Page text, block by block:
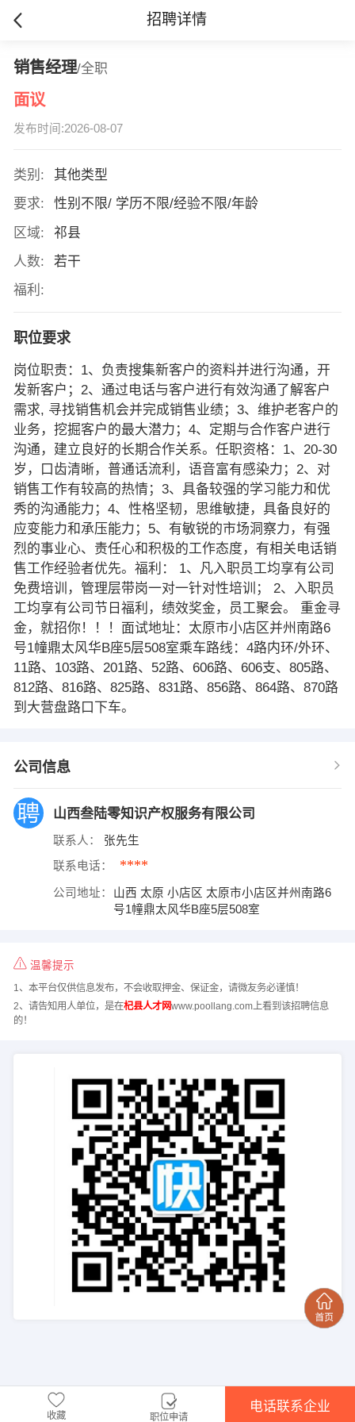
招聘详情
销售经理/全职
面议
发布时间:2026-08-07
类别:
其他类型
要求:
性别不限/ 学历不限/经验不限/年龄
区域:
祁县
人数:
若干
福利:
职位要求
岗位职责：1、负责搜集新客户的资料并进行沟通，开
发新客户；2、通过电话与客户进行有效沟通了解客户
需求, 寻找销售机会并完成销售业绩；3、维护老客户的
业务，挖掘客户的最大潜力；4、定期与合作客户进行
沟通，建立良好的长期合作关系。任职资格：1、20-30
岁，口齿清晰，普通话流利，语音富有感染力；2、对
销售工作有较高的热情；3、具备较强的学习能力和优
秀的沟通能力；4、性格坚韧，思维敏捷，具备良好的
应变能力和承压能力；5、有敏锐的市场洞察力，有强
烈的事业心、责任心和积极的工作态度，有相关电话销
售工作经验者优先。福利： 1、凡入职员工均享有公司
免费培训，管理层带岗一对一针对性培训； 2、入职员
工均享有公司节日福利，绩效奖金，员工聚会。 重金寻
金，就招你！！！面试地址：太原市小店区并州南路6
号1幢鼎太风华B座5层508室乘车路线：4路内环/外环、
11路、103路、201路、52路、606路、606支、805路、
812路、816路、825路、831路、856路、864路、870路
到大营盘路口下车。
公司信息
山西叁陆零知识产权服务有限公司
联系人： 张先生
联系电话： ****
公司地址：
山西 太原 小店区 太原市小店区并州南路6
号1幢鼎太风华B座5层508室
温馨提示
1、本平台仅供信息发布，不会收取押金、保证金，请微友务必谨慎！
2、请告知用人单位，是在杞县人才网www.poollang.com上看到该招聘信息
的！
收藏 职位申请
电话联系企业